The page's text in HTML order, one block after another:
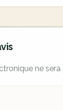
ne sera